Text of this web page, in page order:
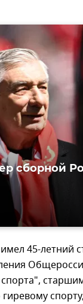
сборной
45-летний